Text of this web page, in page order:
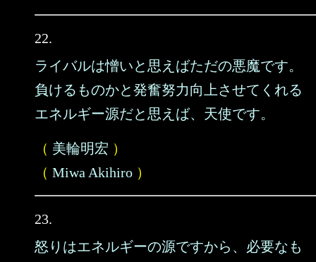
22.
ライバルは憎いと思えばただの悪魔です。
負けるものかと発奮努力向上させてくれる
エネルギー源だと思えば、天使です。
（ 美輪明宏 ）
（ Miwa Akihiro ）
23.
怒りはエネルギーの源ですから、必要なも